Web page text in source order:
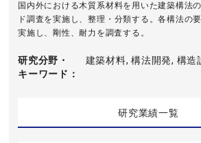
国内外における木質系材料を用いた建築構法
ド調査を実施し、整理・分類する。各構法の
実施し、剛性、耐力を調査する。
研究分野・
キーワード
建築材料, 構法開発, 構造
研究業績一覧